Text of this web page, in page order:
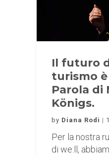
Il futuro
turismo
Parola di
Königs.
by Diana Rodi
Per la nostra
di we:ll,